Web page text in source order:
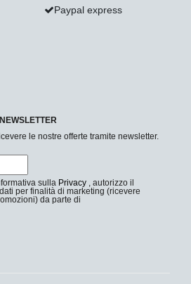
Paypal express
le nostre offerte tramite newsletter.
sulla Privacy , autorizzo il
per finalità di marketing (ricevere
da parte di